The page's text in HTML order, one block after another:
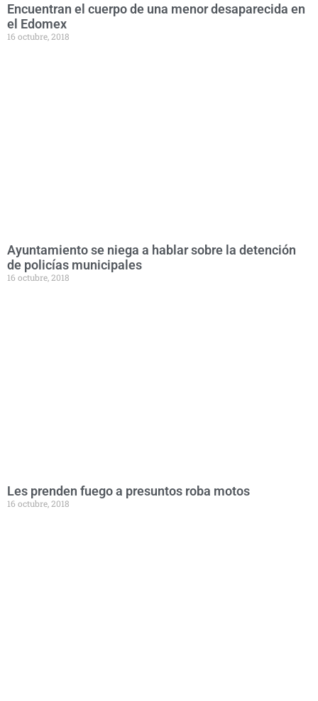
Encuentran el cuerpo de una menor desaparecida en
el Edomex
16 octubre, 2018
Ayuntamiento se niega a hablar sobre la detención
de policías municipales
16 octubre, 2018
Les prenden fuego a presuntos roba motos
16 octubre, 2018